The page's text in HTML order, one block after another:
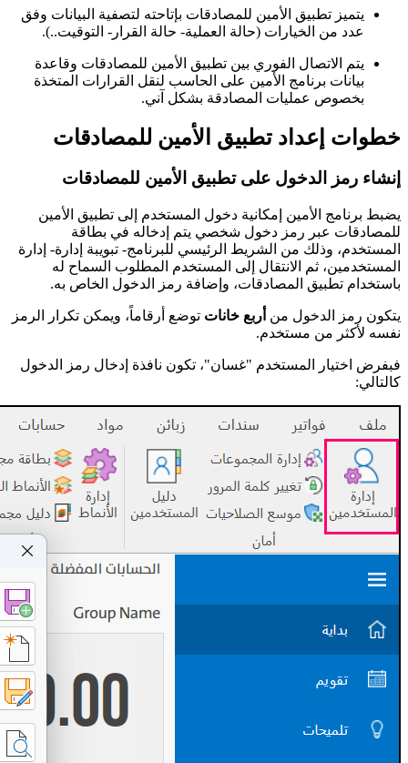
يتميز تطبيق الأمين للمصادقات بإتاحته لتصفية البيانات وفق
عدد من الخيارات (حالة العملية- حالة القرار- التوقيت..).
يتم الاتصال الفوري بين تطبيق الأمين للمصادقات وقاعدة
بيانات برنامج الأمين على الحاسب لنقل القرارات المتخذة
بخصوص عمليات المصادقة بشكل آني.
خطوات إعداد تطبيق الأمين للمصادقات
إنشاء رمز الدخول على تطبيق الأمين للمصادقات
يضبط برنامج الأمين إمكانية دخول المستخدم إلى تطبيق الأمين
للمصادقات عبر رمز دخول شخصي يتم إدخاله في بطاقة
المستخدم، وذلك من الشريط الرئيسي للبرنامج- تبويبة إدارة- إدارة
المستخدمين، ثم الانتقال إلى المستخدم المطلوب السماح له
باستخدام تطبيق المصادقات، وإضافة رمز الدخول الخاص به.
يتكون رمز الدخول من أربع خانات توضع أرقاماً، ويمكن تكرار الرمز
نفسه لأكثر من مستخدم.
فبفرض اختيار المستخدم "غسان"، تكون نافذة إدخال رمز الدخول
كالتالي: